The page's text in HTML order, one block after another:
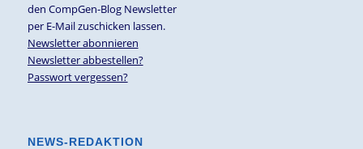
den CompGen-Blog Newsletter
per E-Mail zuschicken lassen.
Newsletter abonnieren
Newsletter abbestellen?
Passwort vergessen?
NEWS-REDAKTION